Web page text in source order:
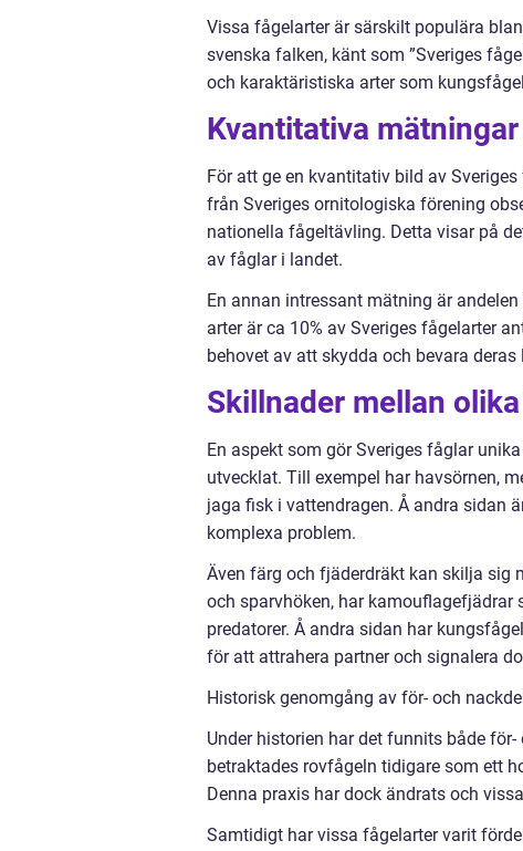
Vissa fågelarter är särskilt populära
svenska falken, känt som ”Sveriges
och karaktäristiska arter som
Kvantitativa
För att ge en kvantitativ bild av
från Sveriges ornitologiska förening
nationella fågeltävling. Detta visar på
av fåglar i landet.
En annan intressant mätning är
arter är ca 10% av Sveriges fågelarter
behovet av att skydda och bevara
Skillnader mellan
En aspekt som gör Sveriges fåglar
utvecklat. Till exempel har havsörnen,
jaga fisk i vattendragen. Å andra sidan
komplexa problem.
Även färg och fjäderdräkt kan skilja sig
och sparvhöken, har
predatorer. Å andra sidan har
för att attrahera partner och signalera
Historisk genomgång av för- och
Under historien har det funnits både
betraktades rovfågeln tidigare som ett
Denna praxis har dock ändrats och
Samtidigt har vissa fågelarter varit